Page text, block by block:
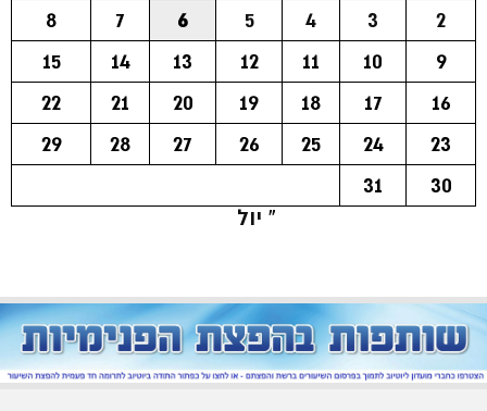
2
3
4
5
6
7
8
9
10
11
12
13
14
15
16
17
18
19
20
21
22
23
24
25
26
27
28
29
30
31
« יול